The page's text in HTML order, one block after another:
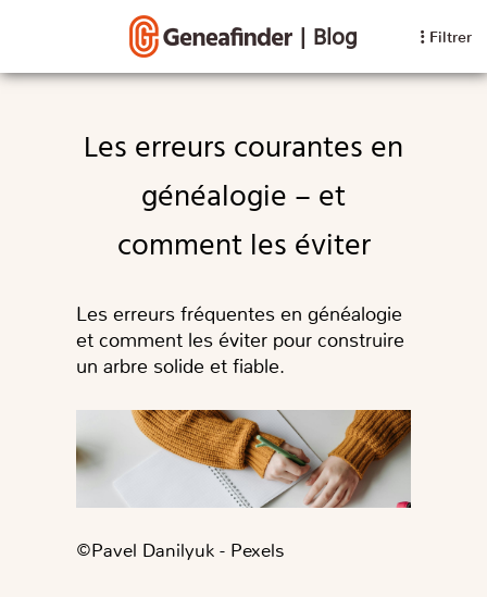
| Blog Filtrer
Les erreurs courantes en
généalogie – et
comment les éviter
Les erreurs fréquentes en généalogie
et comment les éviter pour construire
un arbre solide et fiable.
©️Pavel Danilyuk - Pexels